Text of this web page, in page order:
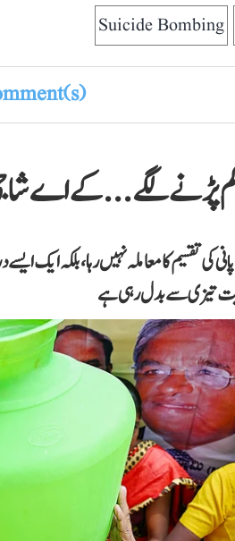
Suicide Bombing
کم پڑنے لگے...کے اے
تقسیم کا معاملہ نہیں رہا، بلکہ ایک
تیزی سے بدل رہی ہے